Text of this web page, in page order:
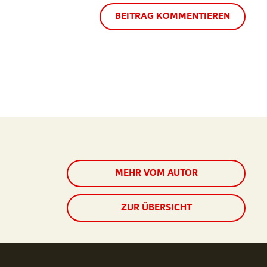
BEITRAG KOMMENTIEREN
MEHR VOM AUTOR
ZUR ÜBERSICHT